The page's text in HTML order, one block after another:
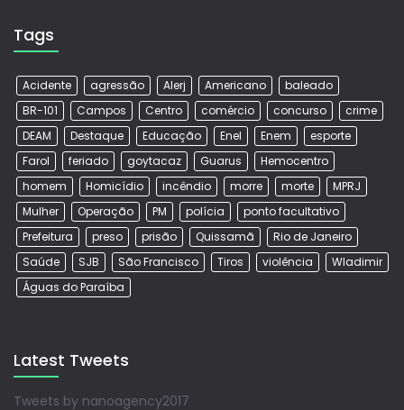
Tags
Acidente agressão Alerj Americano
baleado
BR-101
Campos Centro comércio concurso
crime
DEAM
Destaque Educação Enel Enem
esporte
Farol
feriado goytacaz Guarus
Hemocentro
homem
Homicídio incêndio morre morte
MPRJ
Mulher
Operação PM polícia
ponto facultativo
Prefeitura
preso prisão Quissamã
Rio de Janeiro
Saúde
SJB São Francisco Tiros violência
Wladimir
Águas do Paraíba
Latest Tweets
Tweets by nanoagency2017